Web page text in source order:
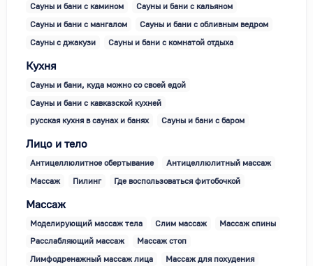
Сауны и бани с камином
Сауны и бани с кальяном
Сауны и бани с мангалом
Сауны и бани с обливным ведром
Сауны с джакузи
Сауны и бани с комнатой отдыха
Кухня
Сауны и бани, куда можно со своей едой
Сауны и бани с кавказской кухней
русская кухня в саунах и банях
Сауны и бани с баром
Лицо и тело
Антицеллюлитное обертывание
Антицеллюлитный массаж
Массаж
Пилинг Где воспользоваться фитобочкой
Массаж
Моделирующий массаж тела Слим массаж
Массаж спины
Расслабляющий массаж
Массаж стоп
Лимфодренажный массаж лица
Массаж для похудения